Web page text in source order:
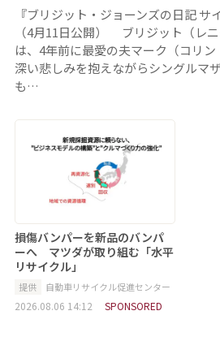
『ブリジット・ジョーンズの日記 サ
（4月11日公開） ブリジット（レニ
は、4年前に最愛の夫マーク（コリン
深い悲しみを抱えながらシングルマ
も…
損傷バンパーを新品のバンパ
ーへ マツダが取り組む「水平
リサイクル」
提供 自動車リサイクル促進センター
2026.08.06 14:12 SPONSORED